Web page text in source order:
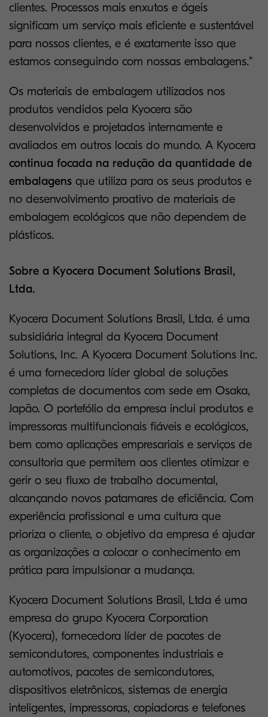
clientes. Processos mais enxutos e ágeis
significam um serviço mais eficiente e sustentável
para nossos clientes, e é exatamente isso que
estamos conseguindo com nossas embalagens.”
Os materiais de embalagem utilizados nos
produtos vendidos pela Kyocera são
desenvolvidos e projetados internamente e
avaliados em outros locais do mundo. A Kyocera
continua focada na redução da quantidade de
embalagens que utiliza para os seus produtos e
no desenvolvimento proativo de materiais de
embalagem ecológicos que não dependem de
plásticos.
Sobre a Kyocera Document Solutions Brasil,
Ltda.
Kyocera Document Solutions Brasil, Ltda. é uma
subsidiária integral da Kyocera Document
Solutions, Inc. A Kyocera Document Solutions Inc.
é uma fornecedora líder global de soluções
completas de documentos com sede em Osaka,
Japão. O portefólio da empresa inclui produtos e
impressoras multifuncionais fiáveis ​​e ecológicos,
bem como aplicações empresariais e serviços de
consultoria que permitem aos clientes otimizar e
gerir o seu fluxo de trabalho documental,
alcançando novos patamares de eficiência. Com
experiência profissional e uma cultura que
prioriza o cliente, o objetivo da empresa é ajudar
as organizações a colocar o conhecimento em
prática para impulsionar a mudança.
Kyocera Document Solutions Brasil, Ltda é uma
empresa do grupo Kyocera Corporation
(Kyocera), fornecedora líder de pacotes de
semicondutores, componentes industriais e
automotivos, pacotes de semicondutores,
dispositivos eletrônicos, sistemas de energia
inteligentes, impressoras, copiadoras e telefones